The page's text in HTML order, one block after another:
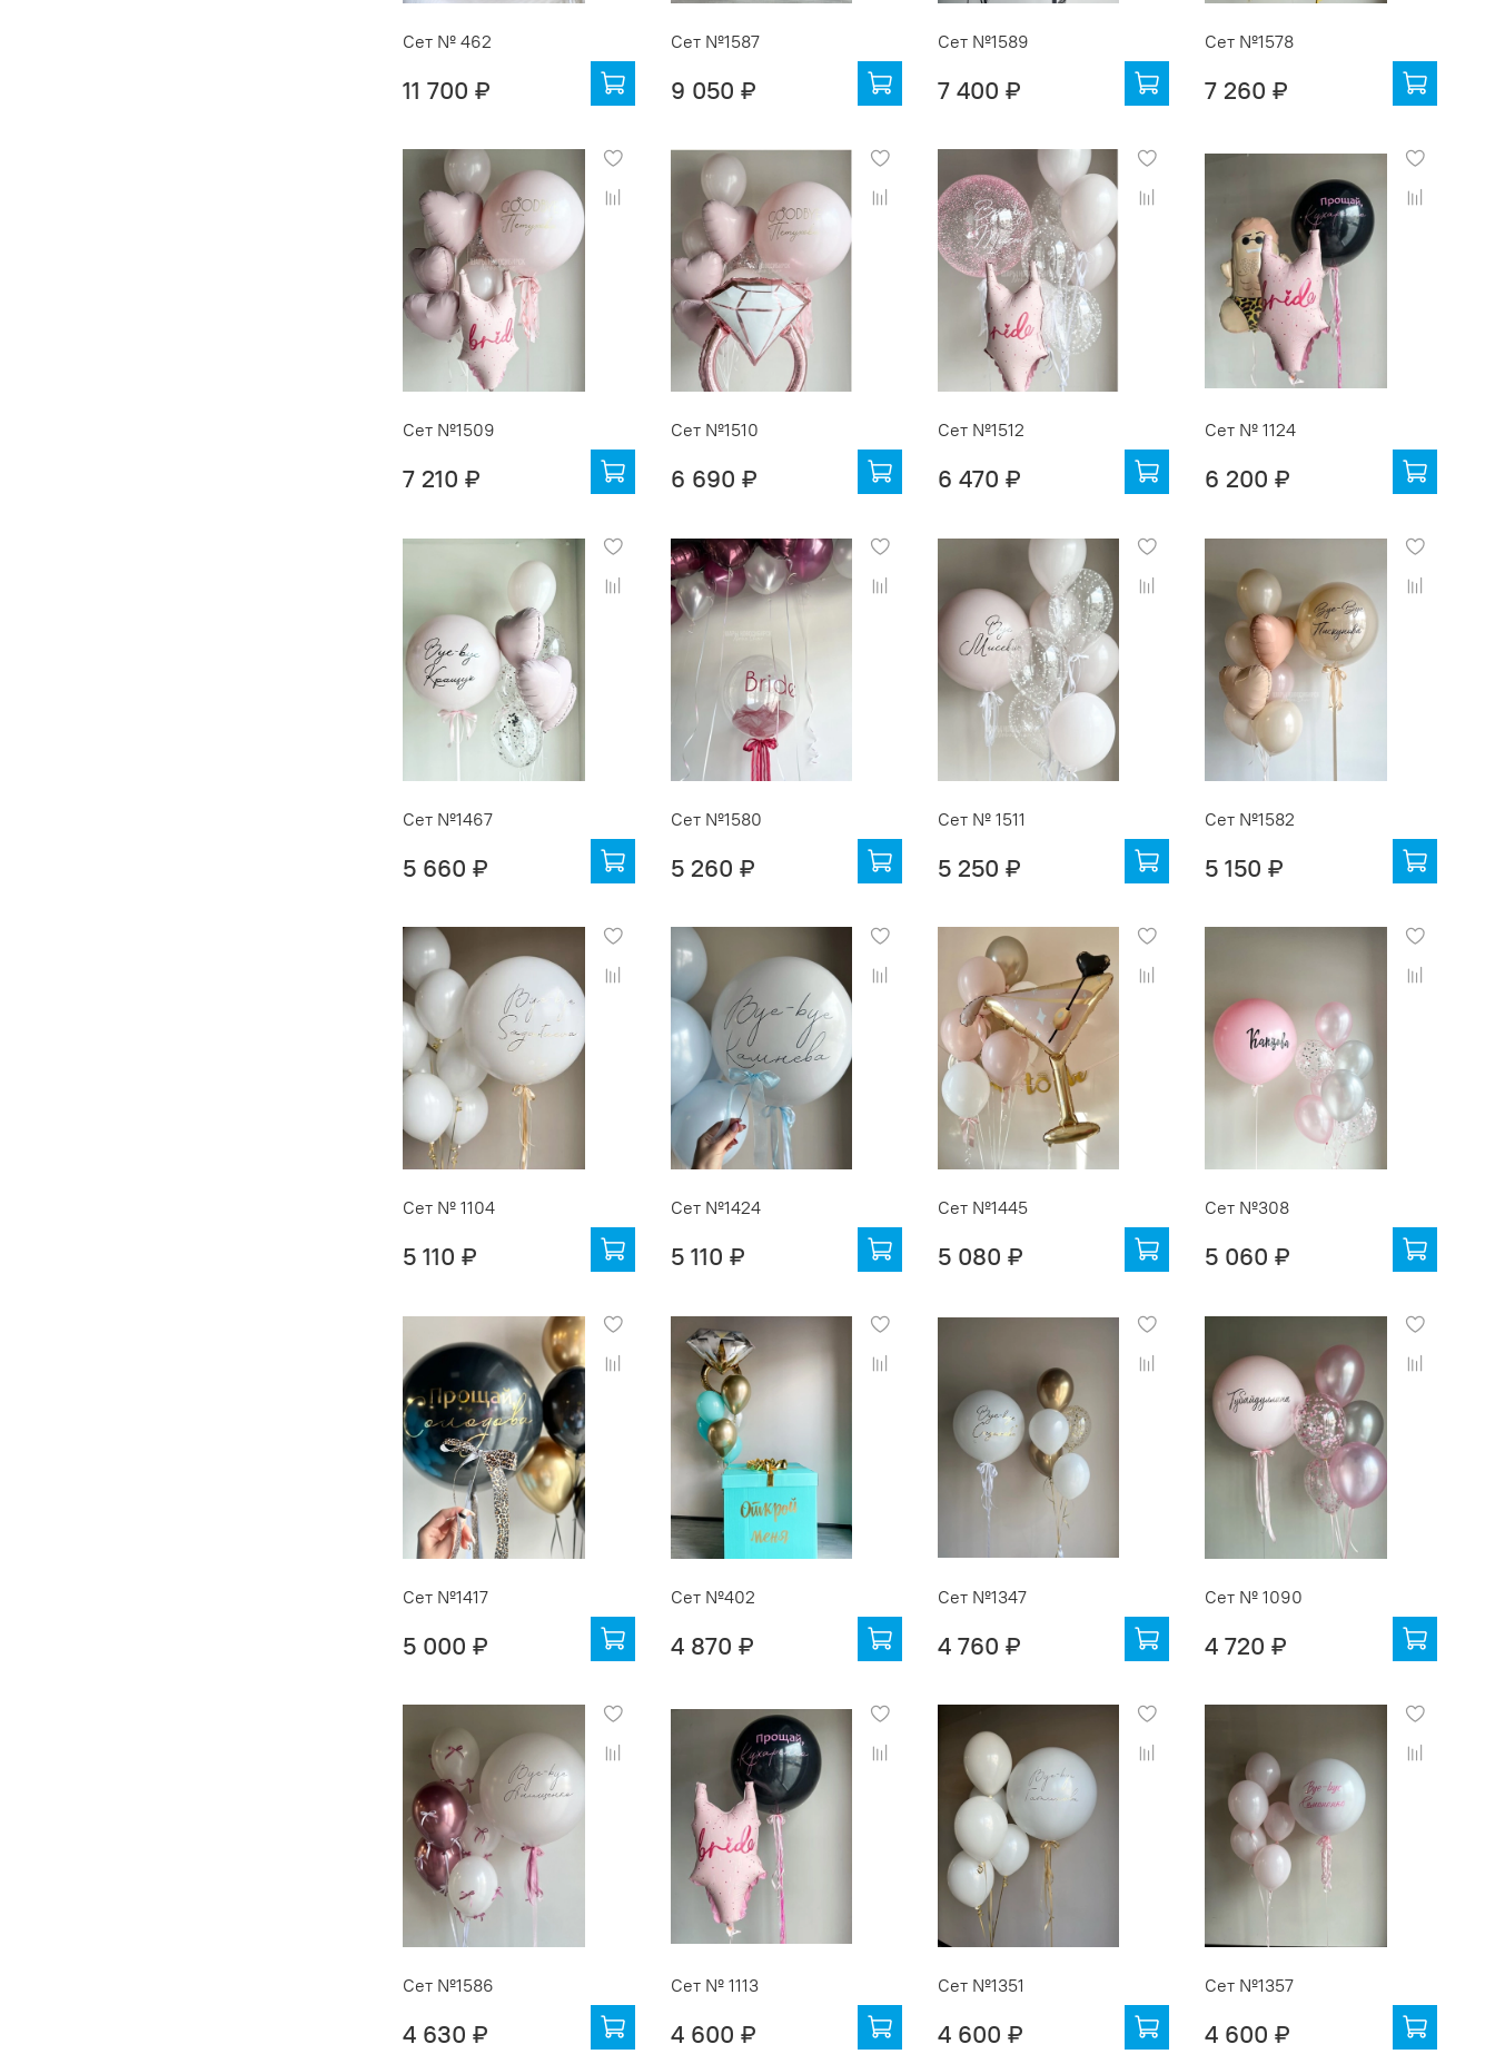
Сет № 462
11 700 ₽
Сет №1587
9 050 ₽
Сет №1589
7 400 ₽
Сет №1578
7 260 ₽
Сет №1509
7 210 ₽
Сет №1510
6 690 ₽
Сет №1512
6 470 ₽
Сет № 1124
6 200 ₽
Сет №1467
5 660 ₽
Сет №1580
5 260 ₽
Сет № 1511
5 250 ₽
Сет №1582
5 150 ₽
Сет № 1104
5 110 ₽
Сет №1424
5 110 ₽
Сет №1445
5 080 ₽
Сет №308
5 060 ₽
Сет №1417
5 000 ₽
Сет №402
4 870 ₽
Сет №1347
4 760 ₽
Сет № 1090
4 720 ₽
Сет №1586
4 630 ₽
Сет № 1113
4 600 ₽
Сет №1351
4 600 ₽
Сет №1357
4 600 ₽